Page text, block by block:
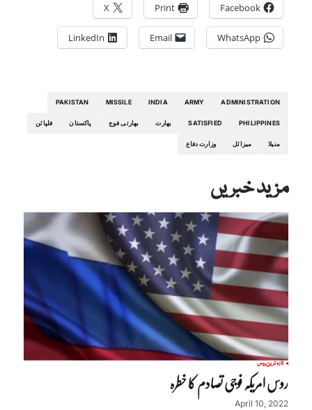
Facebook
Print
X
WhatsApp
Email
LinkedIn
ADMINISTRATION
ARMY
INDIA
MISSILE
PAKISTAN
PHILIPPINES
SATISFIED بھارت بھارتی فوج پاکستان فلپائن
منیلا میزائل وزارت دفاع
مزید خبریں
تازہ ترینروس
روس امریکہ فوجی تصادم کا خطرہ
April 10, 2022